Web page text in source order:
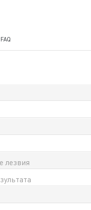
FAQ
лезвия